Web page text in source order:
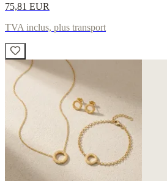
75,81 EUR
TVA inclus, plus transport